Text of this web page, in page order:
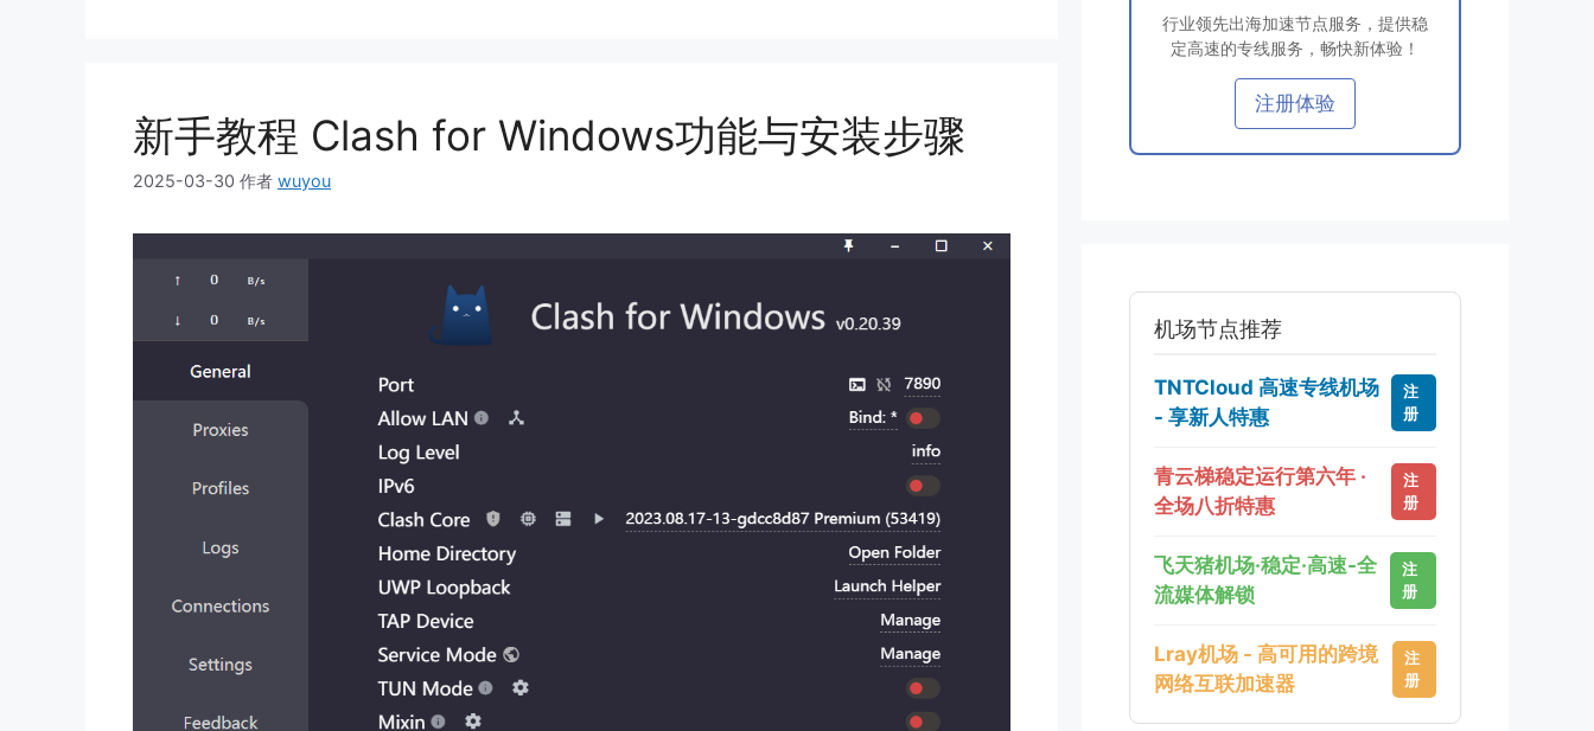
新手教程 Clash for Windows功能与安装步骤
2025-03-30 作者 wuyou
行业领先出海加速节点服务，提供稳
定高速的专线服务，畅快新体验！
注册体验
机场节点推荐
TNTCloud 高速专线机场
- 享新人特惠
注
册
青云梯稳定运行第六年 ·
全场八折特惠
注
册
飞天猪机场·稳定·高速-全
流媒体解锁
注
册
Lray机场 - 高可用的跨境
网络互联加速器
注
册